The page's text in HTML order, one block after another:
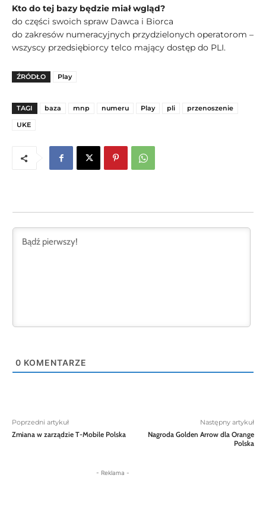
Kto do tej bazy będzie miał wgląd?
do części swoich spraw Dawca i Biorca
do zakresów numeracyjnych przydzielonych operatorom –
wszyscy przedsiębiorcy telco mający dostęp do PLI.
ŹRÓDŁO Play
TAGI baza mnp numeru Play pli
przenoszenie
UKE
0 KOMENTARZE
Poprzedni artykuł
Zmiana w zarządzie T-Mobile Polska
Następny artykuł
Nagroda Golden Arrow dla Orange
Polska
- Reklama -